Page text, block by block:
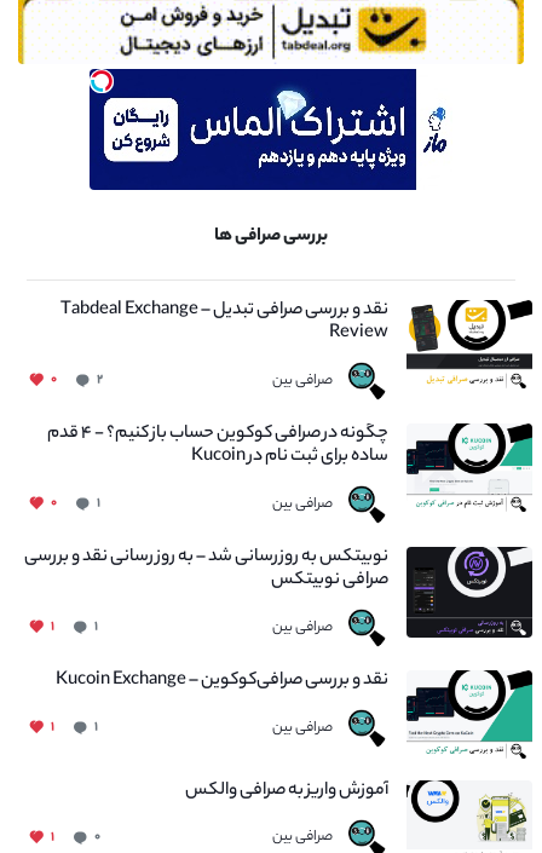
بررسی صرافی ها
نقد و بررسی صرافی تبدیل – Tabdeal Exchange
Review
صرافی بین ۲ ۰
چگونه در صرافی کوکوین حساب باز کنیم؟ - ۴ قدم
ساده برای ثبت نام در Kucoin
صرافی بین ۱ ۰
نوبیتکس به روزرسانی شد – به روز رسانی نقد و بررسی
صرافی نوبیتکس
صرافی بین ۱ ۱
نقد و بررسی صرافی‌کوکوین – Kucoin Exchange
صرافی بین ۱ ۱
آموزش واریز به صرافی والکس
صرافی بین ۰ ۱